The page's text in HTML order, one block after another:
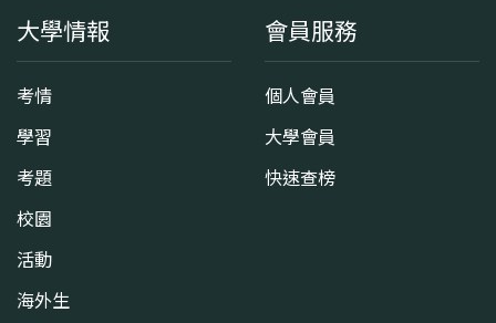
大學情報
考情
學習
考題
校園
活動
海外生
會員服務
個人會員
大學會員
快速查榜